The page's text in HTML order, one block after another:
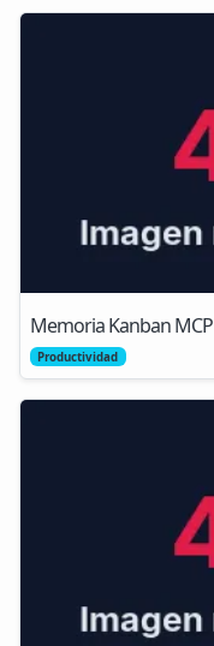
Memoria Kanban MCP
Productividad